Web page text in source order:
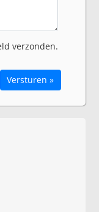
verzonden.
Versturen »